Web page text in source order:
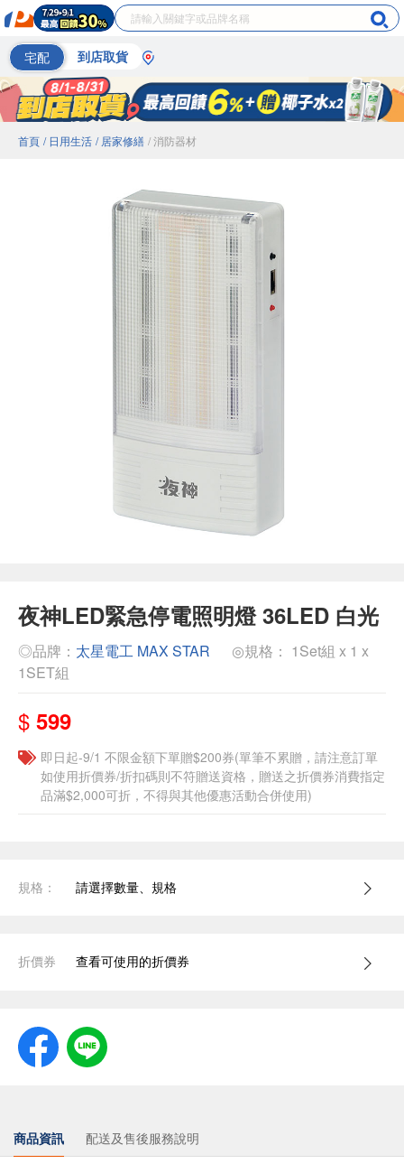
宅配 到店取貨
首頁 / 日用生活 / 居家修繕 / 消防器材
夜神LED緊急停電照明燈 36LED 白光
◎品牌： 太星電工 MAX STAR
◎規格： 1Set組 x 1 x
1SET組
$ 599
即日起-9/1 不限金額下單贈$200券(單筆不累贈，請注意訂單
如使用折價券/折扣碼則不符贈送資格，贈送之折價券消費指定
品滿$2,000可折，不得與其他優惠活動合併使用)
規格： 請選擇數量、規格
折價券 查看可使用的折價券
商品資訊 配送及售後服務說明